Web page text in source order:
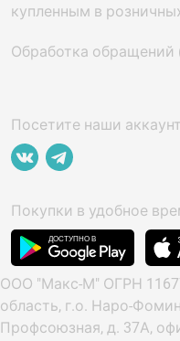
купленным в
Обработка обращений
Посетите наши
Покупки в удобное
ООО "Макс-М" ОГРН
область, г.о. Наро-
Профсоюзная, д. 37А,